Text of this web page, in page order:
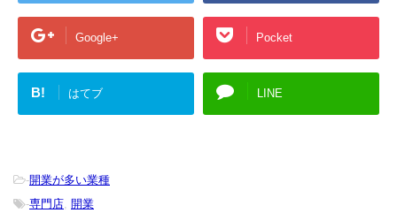
Google+ Pocket
B! はてブ LINE
-開業が多い業種
-専門店 開業